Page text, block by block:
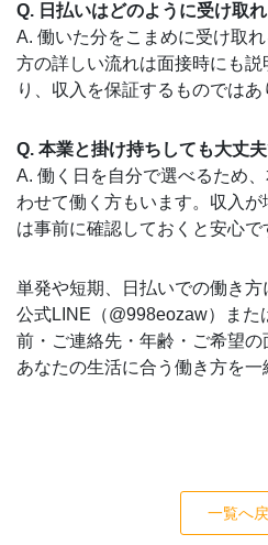
Q. 日払いはどのように受け取
A. 働いた分をこまめに受け取
方の詳しい流れは面接時にも
り、収入を保証するものではあ
Q. 本業と掛け持ちしても大丈
A. 働く日を自分で選べるため
わせて働く方もいます。収入
は事前に確認しておくと安心で
単発や短期、日払いでの働き方
公式LINE（@998eozaw）また
前・ご連絡先・年齢・ご希望の
あなたの生活に合う働き方を一
一覧へ